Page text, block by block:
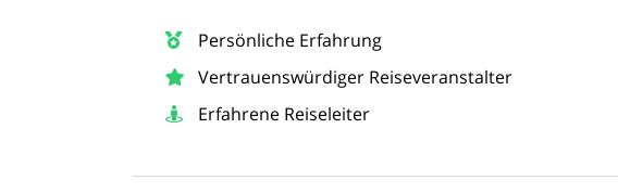
Persönliche Erfahrung
Vertrauenswürdiger Reiseveranstalter
Erfahrene Reiseleiter